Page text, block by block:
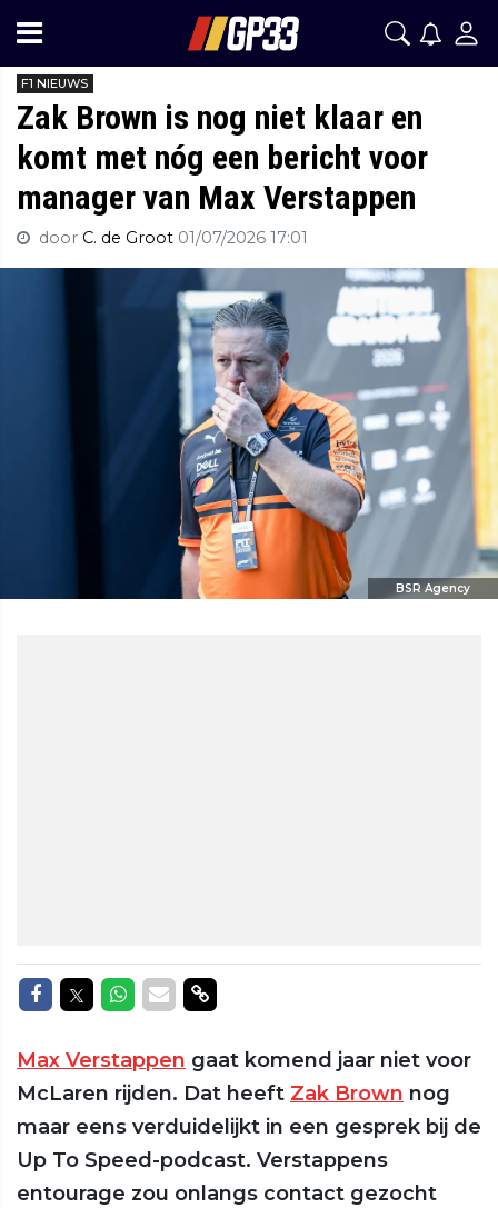
F1 NIEUWS
Zak Brown is nog niet klaar en
komt met nóg een bericht voor
manager van Max Verstappen
door C. de Groot 01/07/2026 17:01
BSR Agency
Delen op Facebook
Delen op Twitter
Delen op Whatsapp
Delen via Mail
Delen via link
Max Verstappen gaat komend jaar niet voor
McLaren rijden. Dat heeft Zak Brown nog
maar eens verduidelijkt in een gesprek bij de
Up To Speed-podcast. Verstappens
entourage zou onlangs contact gezocht